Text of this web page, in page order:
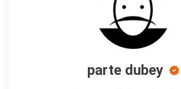
parte dubey